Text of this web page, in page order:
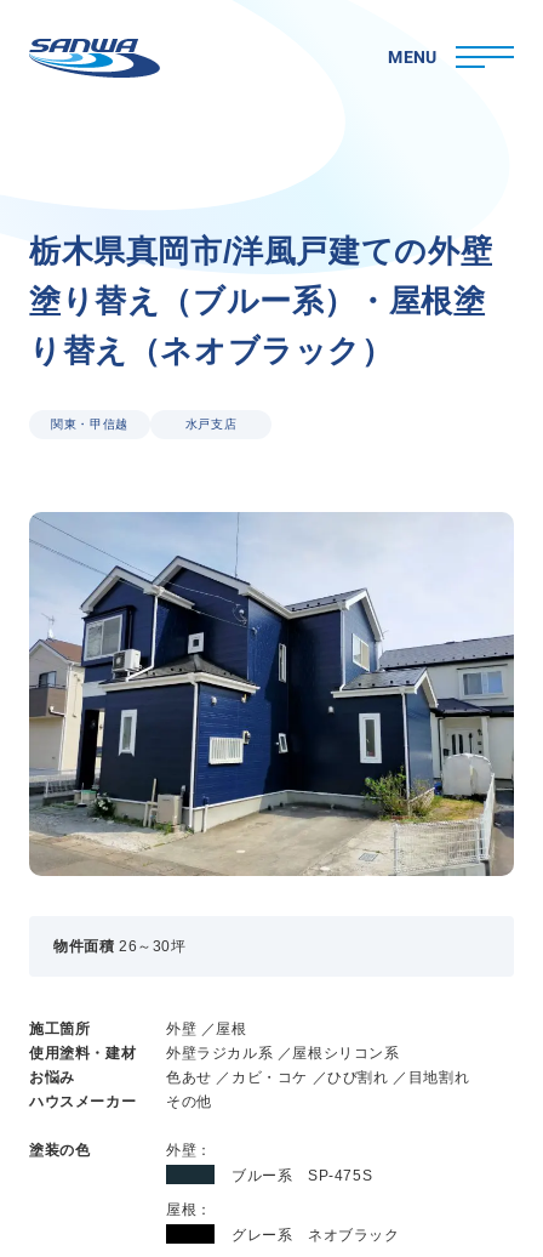
MENU
三和ペイントについて
理念
代表メッセージ
会社概要
取り組み
事業・サービス
外壁塗装
屋根塗装
いえもる
外壁のミカタ（塗り替え相談所）
住まい探しのミカタ
施工事例
外壁セルフチェック
無料点検・お見積もり
メッセージ
仕事紹介
キャリア形成
福利厚生・社内イベント
新卒採用
中途採用
栃木県真岡市/洋風戸建ての外壁
塗り替え （ブルー系） ・ 屋根塗
り 替え （ネオ ブラ ッ ク ）
関東・甲信越 水戸支店
物件面積 26～30坪
施工箇所
外壁 ／屋根
使用塗料・建材
外壁ラジカル系 ／屋根シリコン系
お悩み
色あせ ／カビ・コケ ／ひび割れ ／目地割れ
ハウスメーカー
その他
塗装の色
外壁：
ブルー系 SP-475S
屋根：
グレー系 ネオブラック